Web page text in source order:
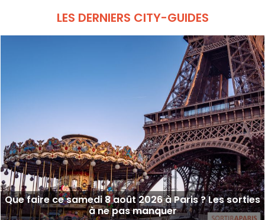
LES DERNIERS CITY-GUIDES
Que faire ce samedi 8 août 2026 à Paris ? Les sorties
à ne pas manquer